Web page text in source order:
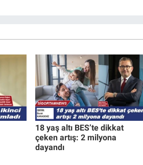
18 yaş altı BES’te dikkat
çeken artış: 2 milyona
dayandı